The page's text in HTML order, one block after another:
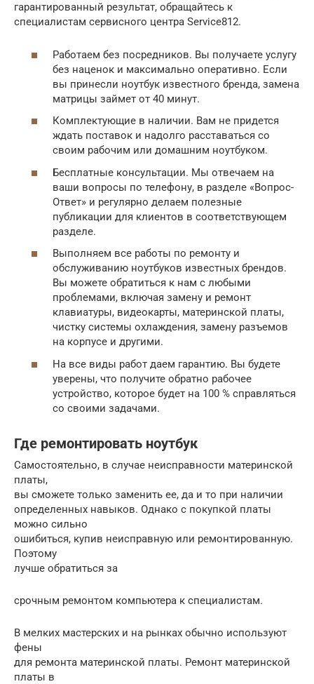
гарантированный результат, обращайтесь к
специалистам сервисного центра Service812.
Работаем без посредников. Вы получаете услугу
без наценок и максимально оперативно. Если
вы принесли ноутбук известного бренда, замена
матрицы займет от 40 минут.
Комплектующие в наличии. Вам не придется
ждать поставок и надолго расставаться со
своим рабочим или домашним ноутбуком.
Бесплатные консультации. Мы отвечаем на
ваши вопросы по телефону, в разделе «Вопрос-
Ответ» и регулярно делаем полезные
публикации для клиентов в соответствующем
разделе.
Выполняем все работы по ремонту и
обслуживанию ноутбуков известных брендов.
Вы можете обратиться к нам с любыми
проблемами, включая замену и ремонт
клавиатуры, видеокарты, материнской платы,
чистку системы охлаждения, замену разъемов
на корпусе и другими.
На все виды работ даем гарантию. Вы будете
уверены, что получите обратно рабочее
устройство, которое будет на 100 % справляться
со своими задачами.
Где ремонтировать ноутбук
Самостоятельно, в случае неисправности материнской
платы,
вы сможете только заменить ее, да и то при наличии
определенных навыков. Однако с покупкой платы
можно сильно
ошибиться, купив неисправную или ремонтированную.
Поэтому
лучше обратиться за
срочным ремонтом компьютера к специалистам.
В мелких мастерских и на рынках обычно используют
фены
для ремонта материнской платы. Ремонт материнской
платы в